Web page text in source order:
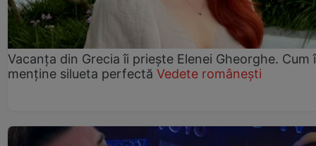
Vacanța din Grecia îi priește Elenei Gheorghe. Cum
menține silueta perfectă Vedete românești